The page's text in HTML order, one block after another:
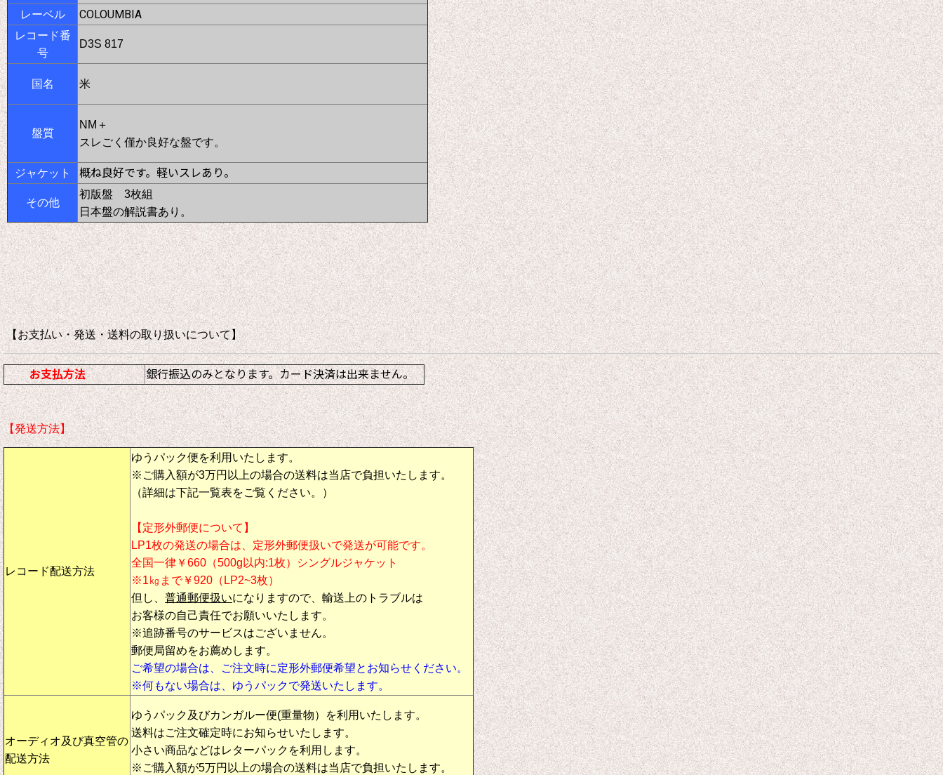
レーベル
COLOUMBIA
レコード番
号
D3S 817
国名 米
盤質
NM＋
スレごく僅か良好な盤です。
ジャケット 概ね良好です。軽いスレあり。
その他
初版盤 3枚組
日本盤の解説書あり。
【お支払い・発送・送料の取り扱いについて】
お支払方法 銀行振込のみとなります。カード決済は出来ません。
【発送方法】
レコード配送方法
ゆうパック便を利用いたします。
※ご購入額が3万円以上の場合の送料は当店で負担いたします。
（詳細は下記一覧表をご覧ください。）
【定形外郵便について】
LP1枚の発送の場合は、定形外郵便扱いで発送が可能です。
全国一律￥660（500g以内:1枚）シングルジャケット
※1㎏まで￥920（LP2~3枚）
但し、 普通郵便扱いになりますので、輸送上のトラブルは
お客様の自己責任でお願いいたします。
※追跡番号のサービスはございません。
郵便局留めをお薦めします。
ご希望の場合は、ご注文時に定形外郵便希望とお知らせください。
※何もない場合は、ゆうパックで発送いたします。
オーディオ及び真空管の
配送方法
ゆうパック及びカンガルー便(重量物）を利用いたします。
送料はご注文確定時にお知らせいたします。
小さい商品などはレターパックを利用します。
※ご購入額が5万円以上の場合の送料は当店で負担いたします。